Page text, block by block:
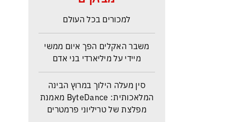
הקולומביאני ייקר את הקוקאין
למכורים בכל העולם
משבר האקלים הפך איום ממשי
מיידי על מיליארדי בני אדם
סין מעלה הילוך במרוץ הבינה
המלאכותית: ByteDance מאמנת
מפלצת של טריליוני פרמטרים